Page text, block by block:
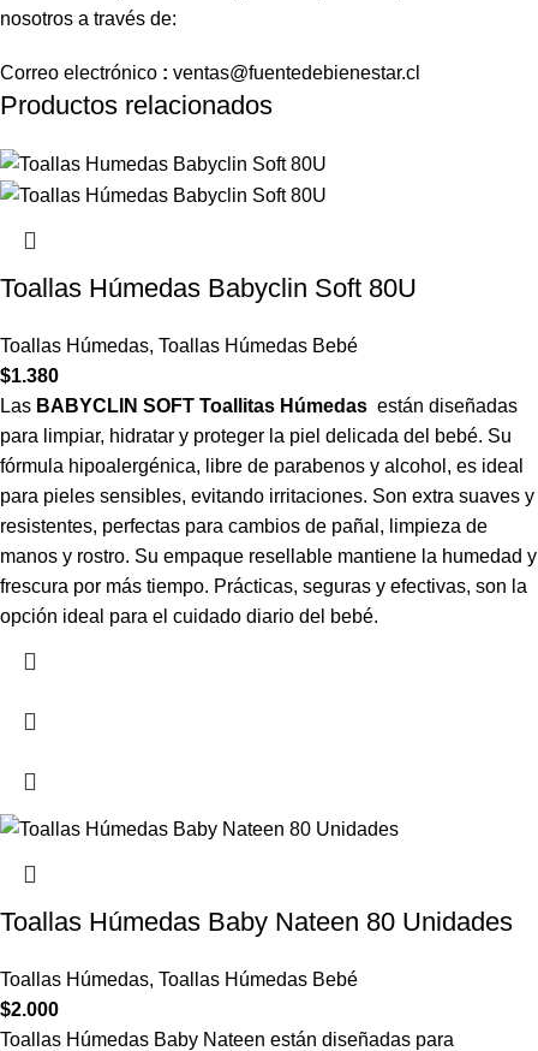
nosotros a través de:
Correo electrónico : ventas@fuentedebienestar.cl
Productos relacionados
Toallas Húmedas Babyclin Soft 80U
Toallas Húmedas, Toallas Húmedas Bebé
$1.380
Las BABYCLIN SOFT Toallitas Húmedas están diseñadas
para limpiar, hidratar y proteger la piel delicada del bebé. Su
fórmula hipoalergénica, libre de parabenos y alcohol, es ideal
para pieles sensibles, evitando irritaciones. Son extra suaves y
resistentes, perfectas para cambios de pañal, limpieza de
manos y rostro. Su empaque resellable mantiene la humedad y
frescura por más tiempo. Prácticas, seguras y efectivas, son la
opción ideal para el cuidado diario del bebé.
Toallas Húmedas Baby Nateen 80 Unidades
Toallas Húmedas, Toallas Húmedas Bebé
$2.000
Toallas Húmedas Baby Nateen están diseñadas para